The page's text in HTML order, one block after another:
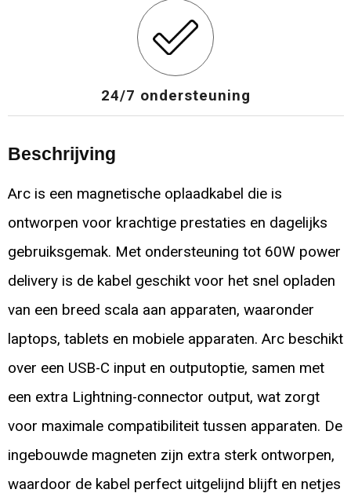
24/7 ondersteuning
Beschrijving
Arc is een magnetische oplaadkabel die is
ontworpen voor krachtige prestaties en dagelijks
gebruiksgemak. Met ondersteuning tot 60W power
delivery is de kabel geschikt voor het snel opladen
van een breed scala aan apparaten, waaronder
laptops, tablets en mobiele apparaten. Arc beschikt
over een USB-C input en outputoptie, samen met
een extra Lightning-connector output, wat zorgt
voor maximale compatibiliteit tussen apparaten. De
ingebouwde magneten zijn extra sterk ontworpen,
waardoor de kabel perfect uitgelijnd blijft en netjes